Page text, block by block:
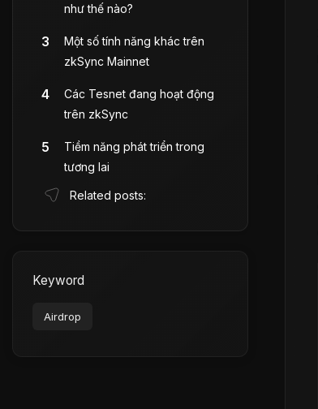
như thế nào?
Một số tính năng khác trên
zkSync Mainnet
Các Tesnet đang hoạt động
trên zkSync
Tiềm năng phát triển trong
tương lai
Related posts:
Keyword
Airdrop